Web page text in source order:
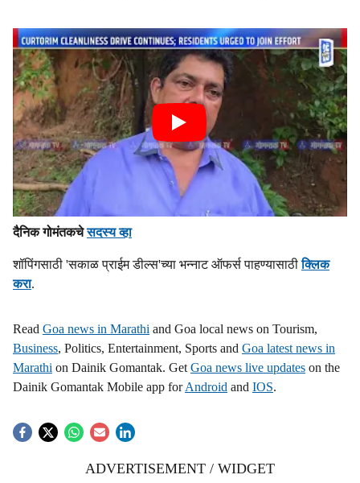
दैनिक गोमंतकचेसदस्य व्हा
शॉपिंगसाठी 'सकाळ प्राईम डील्स'च्या भन्नाट ऑफर्स पाहण्यासाठीक्लिक
करा.
Read Goa news in Marathi and Goa local news on Tourism,
Business, Politics, Entertainment, Sports and Goa latest news in
Marathi on Dainik Gomantak. Get Goa news live updates on the
Dainik Gomantak Mobile app forAndroid and IOS.
ADVERTISEMENT / WIDGET